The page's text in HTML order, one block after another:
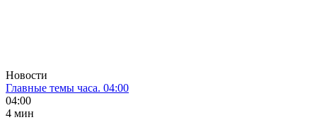
Новости
Главные темы часа. 04:00
04:00
4 мин